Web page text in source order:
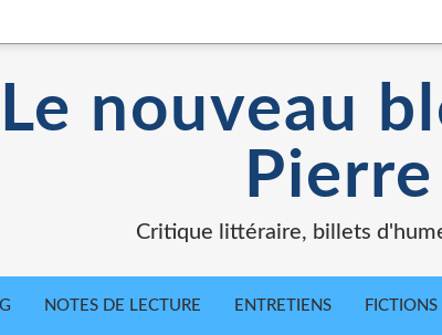
Le nouveau
Critique littéraire, billets
NOTES DE LECTURE ENTRETIENS FICTIONS